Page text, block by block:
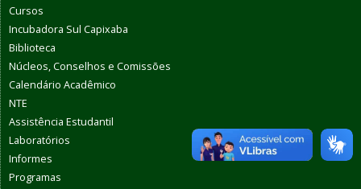
Cursos
Incubadora Sul Capixaba
Biblioteca
Núcleos, Conselhos e Comissões
Calendário Acadêmico
NTE
Assistência Estudantil
Laboratórios
Informes
Programas